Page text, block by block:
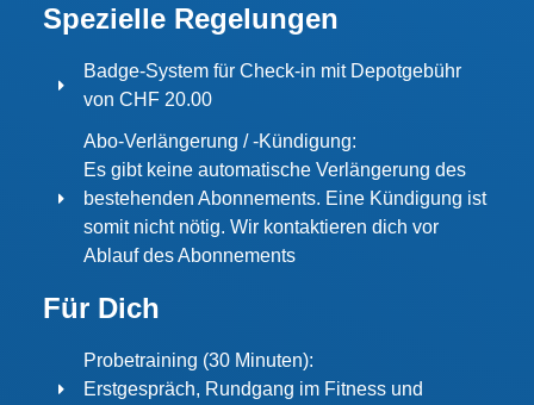
Spezielle Regelungen
Badge-System für Check-in mit Depotgebühr
von CHF 20.00
Abo-Verlängerung / -Kündigung:
Es gibt keine automatische Verlängerung des
bestehenden Abonnements. Eine Kündigung ist
somit nicht nötig. Wir kontaktieren dich vor
Ablauf des Abonnements
Für Dich
Probetraining (30 Minuten):
Erstgespräch, Rundgang im Fitness und